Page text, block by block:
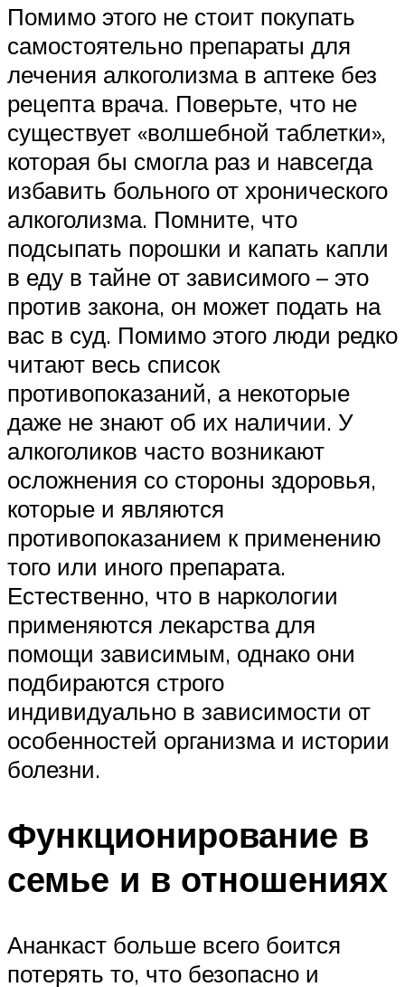
Помимо этого не стоит покупать
самостоятельно препараты для
лечения алкоголизма в аптеке без
рецепта врача. Поверьте, что не
существует «волшебной таблетки»,
которая бы смогла раз и навсегда
избавить больного от хронического
алкоголизма. Помните, что
подсыпать порошки и капать капли
в еду в тайне от зависимого – это
против закона, он может подать на
вас в суд. Помимо этого люди редко
читают весь список
противопоказаний, а некоторые
даже не знают об их наличии. У
алкоголиков часто возникают
осложнения со стороны здоровья,
которые и являются
противопоказанием к применению
того или иного препарата.
Естественно, что в наркологии
применяются лекарства для
помощи зависимым, однако они
подбираются строго
индивидуально в зависимости от
особенностей организма и истории
болезни.
Функционирование в
семье и в отношениях
Ананкаст больше всего боится
потерять то, что безопасно и